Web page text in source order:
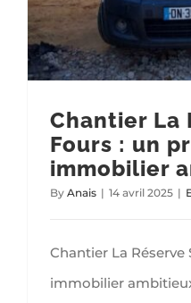
Chantier La
Fours : un
immobilier
By Anais | 14 avril 2025 |
Chantier La
immobilier